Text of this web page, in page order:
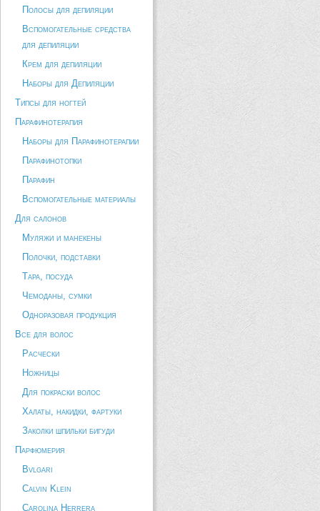
Полосы для депиляции
Вспомогательные средства
для депиляции
Крем для депиляции
Наборы для Депиляции
Типсы для ногтей
Парафинотерапия
Наборы для Парафинотерапии
Парафинотопки
Парафин
Вспомогательные материалы
Для салонов
Муляжи и манекены
Полочки, подставки
Тара, посуда
Чемоданы, сумки
Одноразовая продукция
Все для волос
Расчески
Ножницы
Для покраски волос
Халаты, накидки, фартуки
Заколки шпильки бигуди
Парфюмерия
Bvlgari
Calvin Klein
Carolina Herrera